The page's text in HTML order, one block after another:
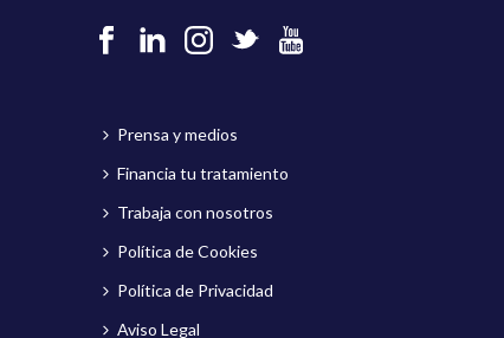
Prensa y medios
Financia tu tratamiento
Trabaja con nosotros
Política de Cookies
Política de Privacidad
Aviso Legal